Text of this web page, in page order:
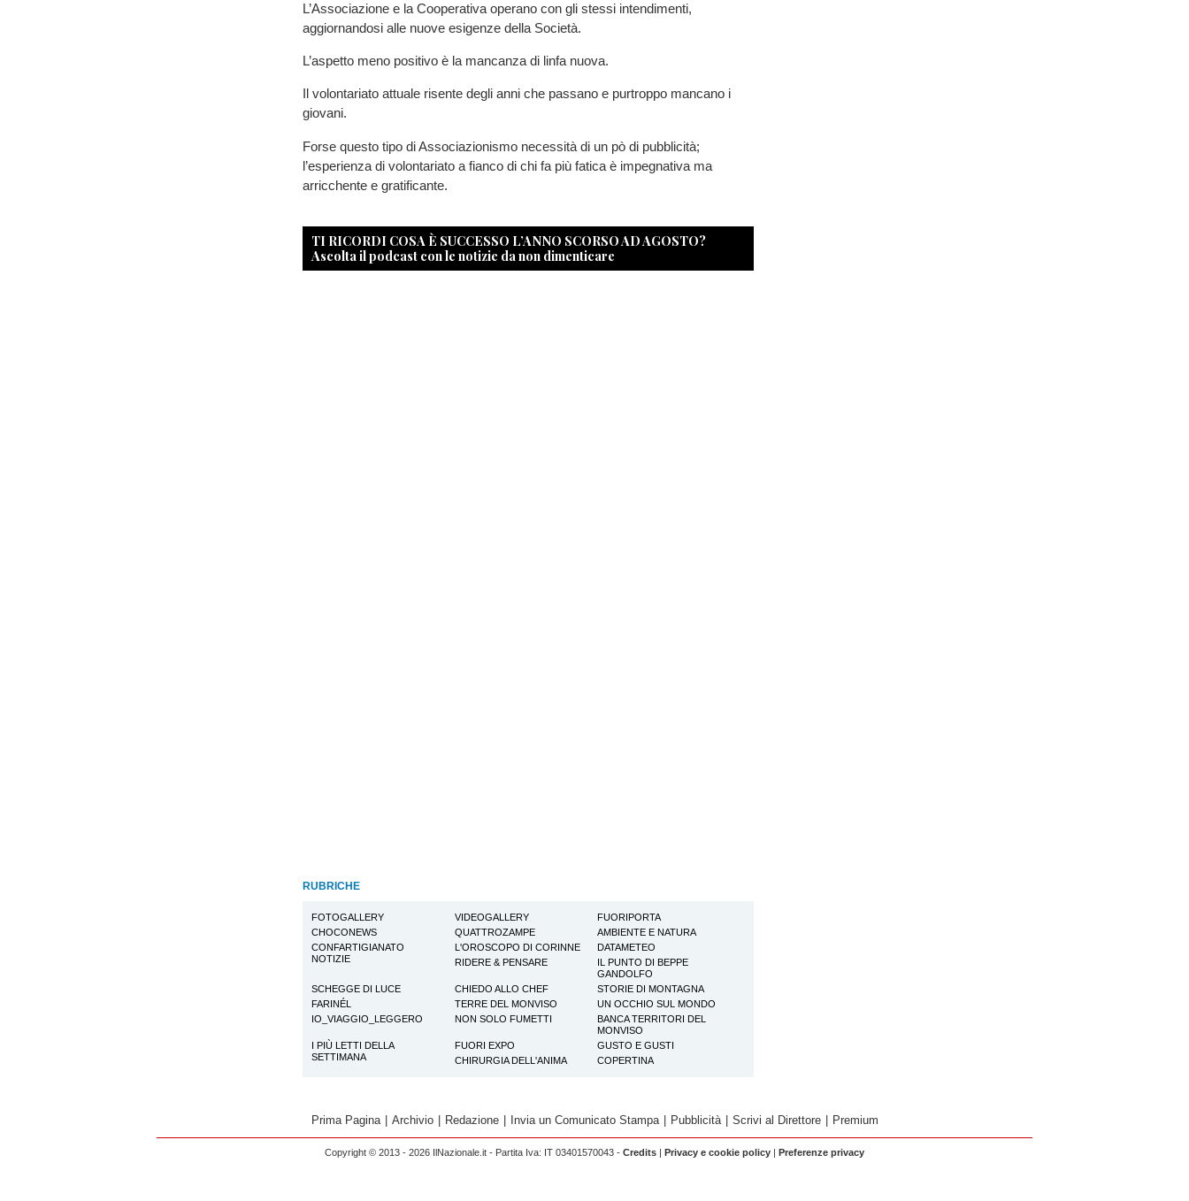
L’Associazione e la Cooperativa operano con gli stessi intendimenti,
aggiornandosi alle nuove esigenze della Società.
L’aspetto meno positivo è la mancanza di linfa nuova.
Il volontariato attuale risente degli anni che passano e purtroppo mancano i
giovani.
Forse questo tipo di Associazionismo necessità di un pò di pubblicità;
l’esperienza di volontariato a fianco di chi fa più fatica è impegnativa ma
arricchente e gratificante.
TI RICORDI COSA È SUCCESSO L’ANNO SCORSO AD AGOSTO?
Ascolta il podcast con le notizie da non dimenticare
RUBRICHE
FOTOGALLERY VIDEOGALLERY
FUORIPORTA
CHOCONEWS
QUATTROZAMPE
AMBIENTE E NATURA
CONFARTIGIANATO
NOTIZIE
L'OROSCOPO DI CORINNE
DATAMETEO
RIDERE & PENSARE
IL PUNTO DI BEPPE
GANDOLFO
SCHEGGE DI LUCE
CHIEDO ALLO CHEF
STORIE DI MONTAGNA
FARINÉL
TERRE DEL MONVISO
UN OCCHIO SUL MONDO
IO_VIAGGIO_LEGGERO
NON SOLO FUMETTI
BANCA TERRITORI DEL
MONVISO
I PIÙ LETTI DELLA
SETTIMANA
FUORI EXPO
GUSTO E GUSTI
CHIRURGIA DELL'ANIMA
COPERTINA
Prima Pagina Archivio Redazione Invia un Comunicato Stampa Pubblicità Scrivi al Direttore Premium
Copyright © 2013 - 2026 IlNazionale.it - Partita Iva: IT 03401570043 - Credits | Privacy e cookie policy | Preferenze privacy